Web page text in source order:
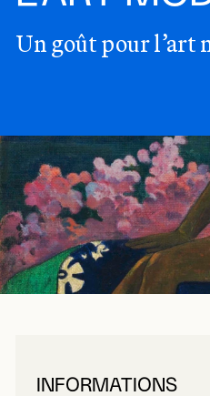
Un goût pour l’art
INFORMATIONS